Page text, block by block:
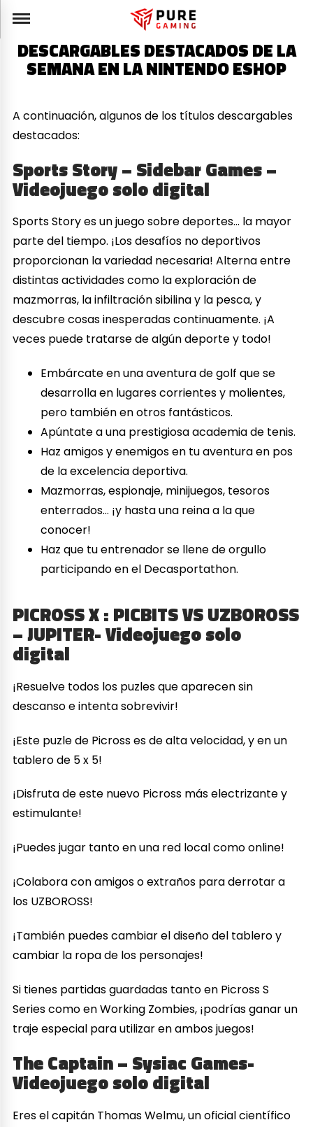
DESCARGABLES DESTACADOS DE LA
SEMANA EN LA NINTENDO ESHOP
A continuación, algunos de los títulos descargables
destacados:
Sports Story – Sidebar Games –
Videojuego solo digital
Sports Story es un juego sobre deportes… la mayor
parte del tiempo. ¡Los desafíos no deportivos
proporcionan la variedad necesaria! Alterna entre
distintas actividades como la exploración de
mazmorras, la infiltración sibilina y la pesca, y
descubre cosas inesperadas continuamente. ¡A
veces puede tratarse de algún deporte y todo!
Embárcate en una aventura de golf que se
desarrolla en lugares corrientes y molientes,
pero también en otros fantásticos.
Apúntate a una prestigiosa academia de tenis.
Haz amigos y enemigos en tu aventura en pos
de la excelencia deportiva.
Mazmorras, espionaje, minijuegos, tesoros
enterrados… ¡y hasta una reina a la que
conocer!
Haz que tu entrenador se llene de orgullo
participando en el Decasportathon.
PICROSS X : PICBITS VS UZBOROSS
– JUPITER- Videojuego solo
digital
¡Resuelve todos los puzles que aparecen sin
descanso e intenta sobrevivir!
¡Este puzle de Picross es de alta velocidad, y en un
tablero de 5 x 5!
¡Disfruta de este nuevo Picross más electrizante y
estimulante!
¡Puedes jugar tanto en una red local como online!
¡Colabora con amigos o extraños para derrotar a
los UZBOROSS!
¡También puedes cambiar el diseño del tablero y
cambiar la ropa de los personajes!
Si tienes partidas guardadas tanto en Picross S
Series como en Working Zombies, ¡podrías ganar un
traje especial para utilizar en ambos juegos!
The Captain – Sysiac Games-
Videojuego solo digital
Eres el capitán Thomas Welmu, un oficial científico